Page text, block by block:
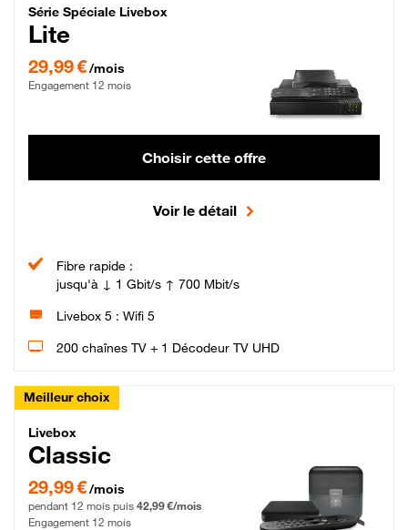
Série Spéciale Livebox Lite Fibre
Série Spéciale Livebox
Lite
29,99 €/mois
Engagement 12 mois
Choisir cette offre
Voir le détail
Fibre rapide :
jusqu'à ↓ 1 Gbit/s ↑ 700 Mbit/s
Livebox 5 : Wifi 5
200 chaînes TV + 1 Décodeur TV UHD
Meilleur choix
Livebox Classic Fibre
Livebox
Classic
29,99 € par mois pendant 12 mois puis 42,99 € par mois, Engagement 12 mois
29,99 €/mois
pendant 12 mois puis 42,99 €/mois
Engagement 12 mois